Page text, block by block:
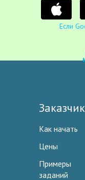
Если
Как начать
Цены
Примеры
заданий